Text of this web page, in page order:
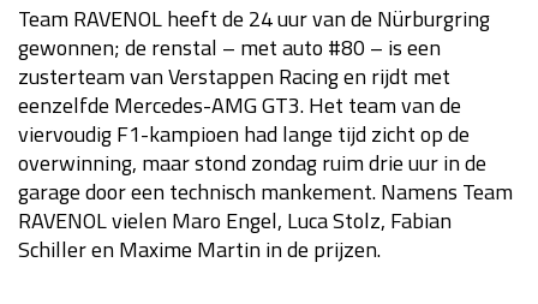
Race
zo 21:00 - 23:00
GP MEXICO 2026 30 okt - 01 nov
Kwalificatie
za 19:00 - 20:00
Race
zo 18:00 - 20:00
LAS VEGAS GRAND PRIX 2026
Team RAVENOL heeft de 24 uur van de Nürburgring
gewonnen; de renstal – met auto #80 – is een
zusterteam van Verstappen Racing en rijdt met
eenzelfde Mercedes-AMG GT3. Het team van de
viervoudig F1-kampioen had lange tijd zicht op de
overwinning, maar stond zondag ruim drie uur in de
garage door een technisch mankement. Namens Team
RAVENOL vielen Maro Engel, Luca Stolz, Fabian
Schiller en Maxime Martin in de prijzen.